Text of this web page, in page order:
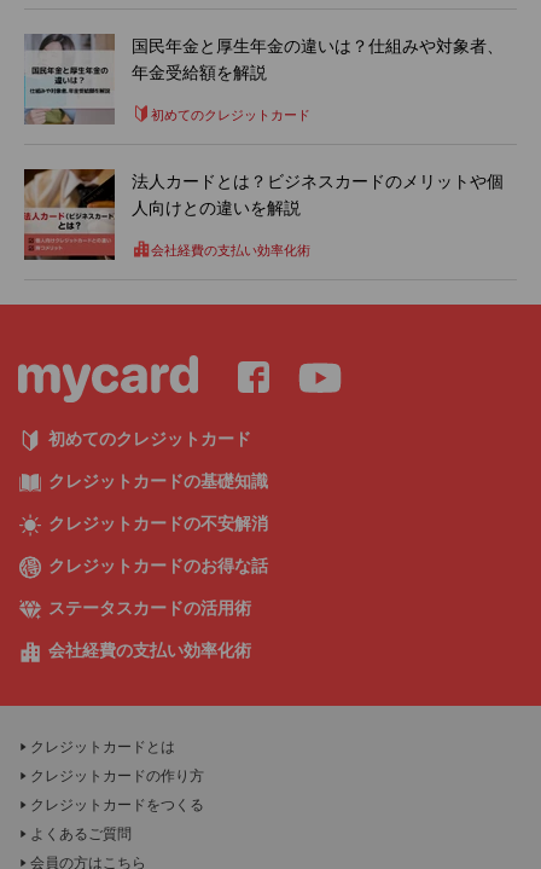
国民年金と厚生年金の違いは？仕組みや対象者、
年金受給額を解説
初めてのクレジットカード
法人カードとは？ビジネスカードのメリットや個
人向けとの違いを解説
会社経費の支払い効率化術
初めてのクレジットカード
クレジットカードの基礎知識
クレジットカードの不安解消
クレジットカードのお得な話
ステータスカードの活用術
会社経費の支払い効率化術
クレジットカードとは
クレジットカードの作り方
クレジットカードをつくる
よくあるご質問
会員の方はこちら